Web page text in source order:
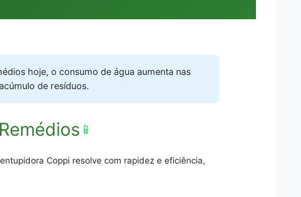
hoje, o consumo de água aumenta nas
de resíduos.
📱
Coppi resolve com rapidez e eficiência,